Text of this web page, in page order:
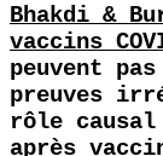
Bhakdi &
vaccins
peuvent
preuves
rôle causal
après